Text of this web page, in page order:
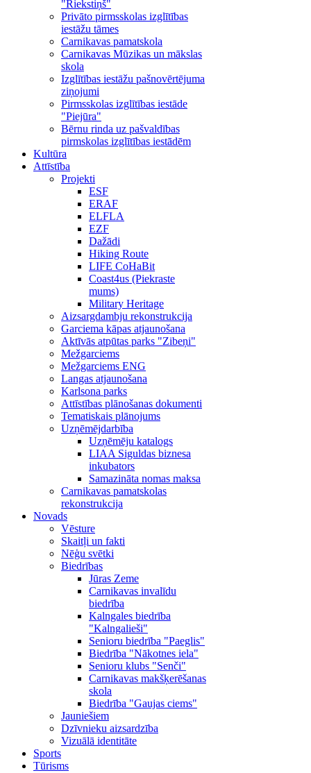
"Riekstiņš"
Privāto pirmsskolas izglītības
iestāžu tāmes
Carnikavas pamatskola
Carnikavas Mūzikas un mākslas
skola
Izglītības iestāžu pašnovērtējuma
ziņojumi
Pirmsskolas izglītības iestāde
"Piejūra"
Bērnu rinda uz pašvaldības
pirmskolas izglītības iestādēm
Kultūra
Attīstība
Projekti
ESF
ERAF
ELFLA
EZF
Dažādi
Hiking Route
LIFE CoHaBit
Coast4us (Piekraste
mums)
Military Heritage
Aizsargdambju rekonstrukcija
Garciema kāpas atjaunošana
Aktīvās atpūtas parks "Zibeņi"
Mežgarciems
Mežgarciems ENG
Langas atjaunošana
Karlsona parks
Attīstības plānošanas dokumenti
Tematiskais plānojums
Uzņēmējdarbība
Uzņēmēju katalogs
LIAA Siguldas biznesa
inkubators
Samazināta nomas maksa
Carnikavas pamatskolas
rekonstrukcija
Novads
Vēsture
Skaitļi un fakti
Nēģu svētki
Biedrības
Jūras Zeme
Carnikavas invalīdu
biedrība
Kalngales biedrība
"Kalngalieši"
Senioru biedrība "Paeglis"
Biedrība "Nākotnes iela"
Senioru klubs "Senči"
Carnikavas makšķerēšanas
skola
Biedrība "Gaujas ciems"
Jauniešiem
Dzīvnieku aizsardzība
Vizuālā identitāte
Sports
Tūrisms